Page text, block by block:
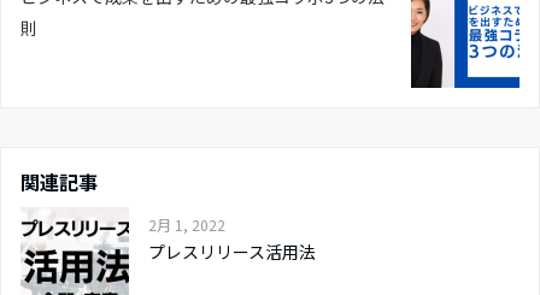
則
関連記事
2月 1, 2022
プレスリリース活用法